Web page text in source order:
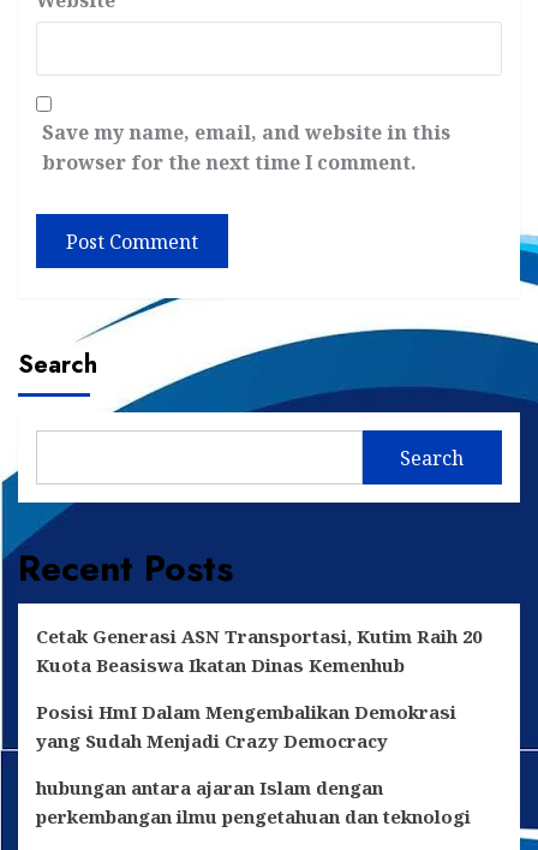
Save my name, email, and website in this
browser for the next time I comment.
Search
Search
Recent Posts
Cetak Generasi ASN Transportasi, Kutim Raih 20
Kuota Beasiswa Ikatan Dinas Kemenhub
Posisi HmI Dalam Mengembalikan Demokrasi
yang Sudah Menjadi Crazy Democracy
hubungan antara ajaran Islam dengan
perkembangan ilmu pengetahuan dan teknologi